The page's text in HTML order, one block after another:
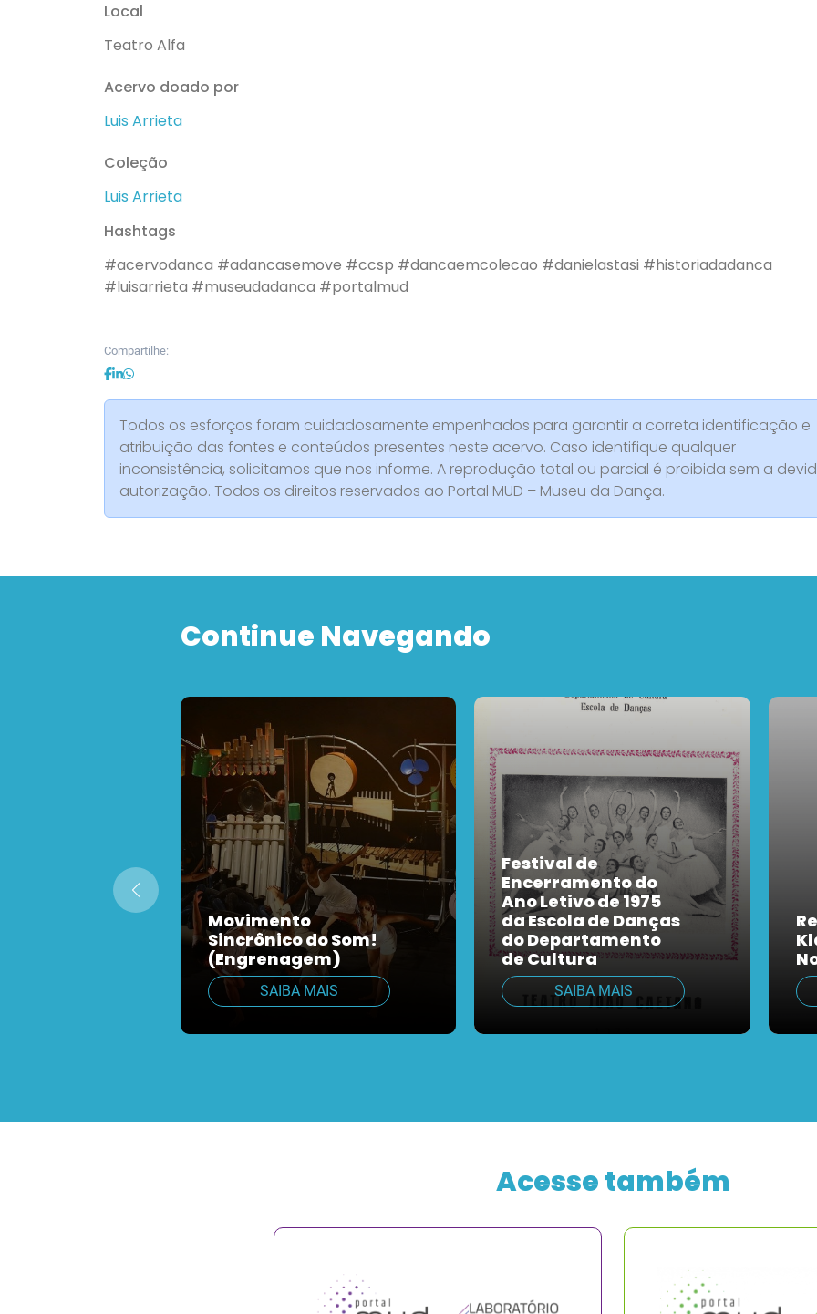
Local
Teatro Alfa
Acervo doado por
Luis Arrieta
Coleção
Luis Arrieta
Hashtags
#acervodanca #adancasemove #ccsp #dancaemcolecao #danielastasi #historiadadanca
#luisarrieta #museudadanca #portalmud
Compartilhe:
Todos os esforços foram cuidadosamente empenhados para garantir a correta identificação e
atribuição das fontes e conteúdos presentes neste acervo. Caso identifique qualquer
inconsistência, solicitamos que nos informe. A reprodução total ou parcial é proibida sem a
autorização. Todos os direitos reservados ao Portal MUD – Museu da Dança.
Continue Navegando
Movimento
Sincrônico do Som!
(Engrenagem)
SAIBA MAIS
Festival de
Encerramento do
Ano Letivo de 1975
da Escola de Danças
do Departamento
de Cultura
SAIBA MAIS
Acesse também